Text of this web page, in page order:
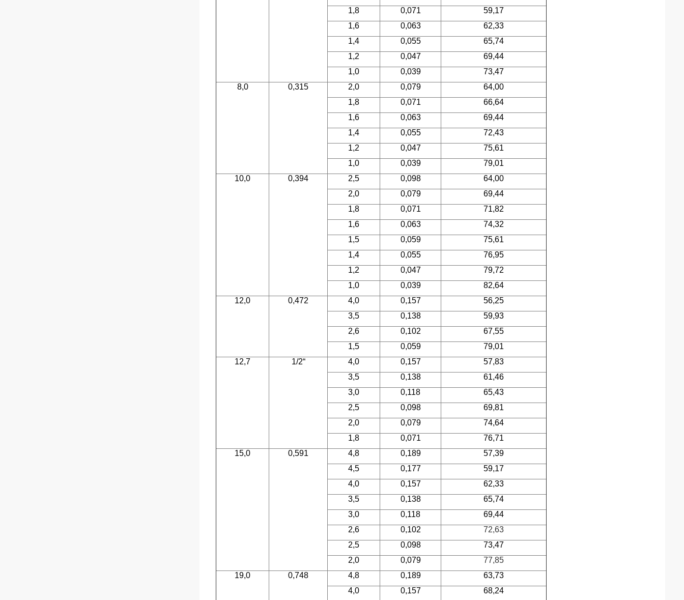
1,8
0,071
59,17
1,6
0,063
62,33
1,4
0,055
65,74
1,2
0,047
69,44
1,0
0,039
73,47
8,0
0,315 2,0 0,079
64,00
1,8
0,071
66,64
1,6
0,063
69,44
1,4
0,055
72,43
1,2
0,047
75,61
1,0
0,039
79,01
10,0
0,394 2,5 0,098
64,00
2,0
0,079
69,44
1,8
0,071
71,82
1,6
0,063
74,32
1,5
0,059
75,61
1,4
0,055
76,95
1,2
0,047
79,72
1,0
0,039
82,64
12,0
0,472 4,0 0,157
56,25
3,5
0,138
59,93
2,6
0,102
67,55
1,5
0,059
79,01
12,7
1/2“ 4,0 0,157
57,83
3,5
0,138
61,46
3,0
0,118
65,43
2,5
0,098
69,81
2,0
0,079
74,64
1,8
0,071
76,71
15,0
0,591 4,8 0,189
57,39
4,5
0,177
59,17
4,0
0,157
62,33
3,5
0,138
65,74
3,0
0,118
69,44
2,6
0,102
72,63
2,5
0,098
73,47
2,0
0,079
77,85
19,0
0,748 4,8 0,189
63,73
4,0
0,157 68,24